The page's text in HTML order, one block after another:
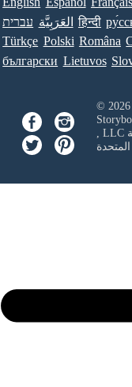
עברית العَرَبِيَّة हिन्दी
Türkçe Polski Româna
български Lietuvos
, LLCفي مكتب براءات الاختراع والعلامات التجارية
المتحدة